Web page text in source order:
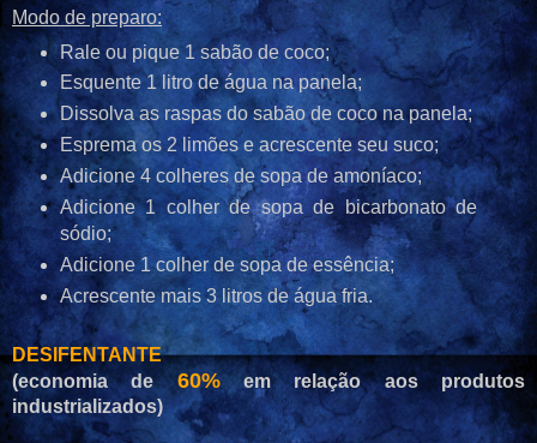
Modo de preparo:
Rale ou pique 1 sabão de coco;
Esquente 1 litro de água na panela;
Dissolva as raspas do sabão de coco na panela;
Esprema os 2 limões e acrescente seu suco;
Adicione 4 colheres de sopa de amoníaco;
Adicione 1 colher de sopa de bicarbonato de
sódio;
Adicione 1 colher de sopa de essência;
Acrescente mais 3 litros de água fria.
DESIFENTANTE
(economia de60%em relação aos produtos
industrializados)